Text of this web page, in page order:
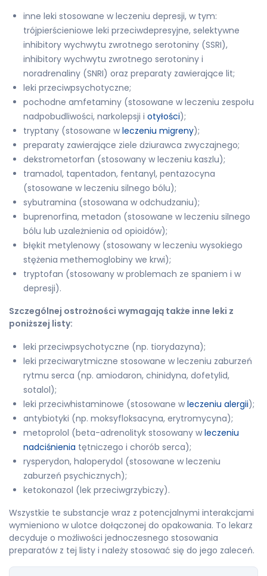
inne leki stosowane w leczeniu depresji, w tym:
trójpierścieniowe leki przeciwdepresyjne, selektywne
inhibitory wychwytu zwrotnego serotoniny (SSRI),
inhibitory wychwytu zwrotnego serotoniny i
noradrenaliny (SNRI) oraz preparaty zawierające lit;
leki przeciwpsychotyczne;
pochodne amfetaminy (stosowane w leczeniu zespołu
nadpobudliwości, narkolepsji i otyłości);
tryptany (stosowane w leczeniu migreny);
preparaty zawierające ziele dziurawca zwyczajnego;
dekstrometorfan (stosowany w leczeniu kaszlu);
tramadol, tapentadon, fentanyl, pentazocyna
(stosowane w leczeniu silnego bólu);
sybutramina (stosowana w odchudzaniu);
buprenorfina, metadon (stosowane w leczeniu silnego
bólu lub uzależnienia od opioidów);
błękit metylenowy (stosowany w leczeniu wysokiego
stężenia methemoglobiny we krwi);
tryptofan (stosowany w problemach ze spaniem i w
depresji).
Szczególnej ostrożności wymagają także inne leki z
poniższej listy:
leki przeciwpsychotyczne (np. tiorydazyna);
leki przeciwarytmiczne stosowane w leczeniu zaburzeń
rytmu serca (np. amiodaron, chinidyna, dofetylid,
sotalol);
leki przeciwhistaminowe (stosowane w leczeniu alergii);
antybiotyki (np. moksyfloksacyna, erytromycyna);
metoprolol (beta-adrenolityk stosowany w leczeniu
nadciśnienia tętniczego i chorób serca);
rysperydon, haloperydol (stosowane w leczeniu
zaburzeń psychicznych);
ketokonazol (lek przeciwgrzybiczy).
Wszystkie te substancje wraz z potencjalnymi interakcjami
wymieniono w ulotce dołączonej do opakowania. To lekarz
decyduje o możliwości jednoczesnego stosowania
preparatów z tej listy i należy stosować się do jego zaleceń.